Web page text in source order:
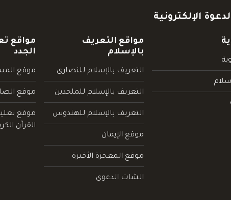
الإلكترونية
مواقع التعريف
بالإسلام
التعريف بالإسلام للنصارى
التعريف بالإسلام للملحدين
التعريف بالإسلام للهندوس
موقع الإيمان
موقع المعجزة الأخيرة
الشات الدعوي
مواقع
الجدد
موقع
موقع
موقع
القرآن